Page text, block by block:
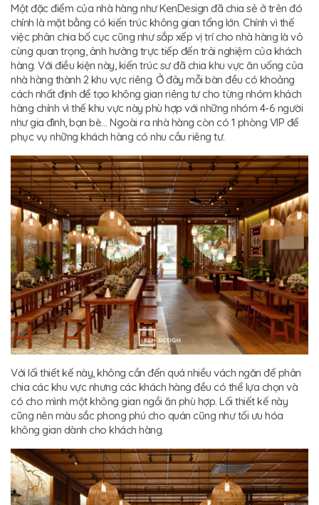
Một đặc điểm của nhà hàng như KenDesign đã chia sẻ ở trên đó
chính là mặt bằng có kiến trúc không gian tổng lớn. Chính vì thế
việc phân chia bố cục cũng như sắp xếp vị trí cho nhà hàng là vô
cùng quan trọng, ảnh hưởng trực tiếp đến trải nghiệm của khách
hàng. Với điều kiện này, kiến trúc sư đã chia khu vực ăn uống của
nhà hàng thành 2 khu vực riêng. Ở đây mỗi bàn đều có khoảng
cách nhất định để tạo không gian riêng tư cho từng nhóm khách
hàng chính vì thế khu vực này phù hợp với những nhóm 4-6 người
như gia đình, bạn bè… Ngoài ra nhà hàng còn có 1 phòng VIP để
phục vụ những khách hàng có nhu cầu riêng tư.
Với lối thiết kế này, không cần đến quá nhiều vách ngăn để phân
chia các khu vực nhưng các khách hàng đều có thể lựa chọn và
có cho mình một không gian ngồi ăn phù hợp. Lối thiết kế này
cũng nên màu sắc phong phú cho quán cũng như tối ưu hóa
không gian dành cho khách hàng.